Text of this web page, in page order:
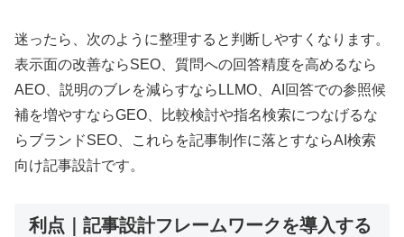
迷ったら、次のように整理すると判断しやすくなります。
表示面の改善ならSEO、質問への回答精度を高めるなら
AEO、説明のブレを減らすならLLMO、AI回答での参照候
補を増やすならGEO、比較検討や指名検索につなげるな
らブランドSEO、これらを記事制作に落とすならAI検索
向け記事設計です。
利点｜記事設計フレームワークを導入する